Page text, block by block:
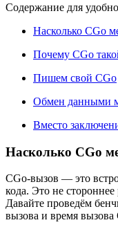
Содержание для
Насколько CGo
Почему CGo
Пишем свой CGo
Обмен данными
Вместо
Насколько CGo
CGo-вызов — это
кода. Это не
Давайте проведём
вызова и время